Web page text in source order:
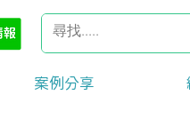
案例分享